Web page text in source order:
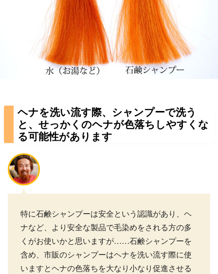
ヘナを洗い流す際、シャンプーで洗う
と、せっかくのヘナが色落ちしやすくな
る可能性があります
特に石鹸シャンプーは安全という認識があり、ヘ
ナなど、より安全な製品で毛染めをされる方の多
くがお使いかと思いますが……石鹸シャンプーを
含め、市販のシャンプーはヘナを洗い流す際に使
いますとヘナの色落ちを大なり小なり促進させる